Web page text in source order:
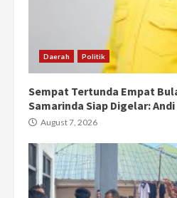
Daerah Politik
Sempat Tertunda Empat
Samarinda Siap Digelar:
August 7, 2026